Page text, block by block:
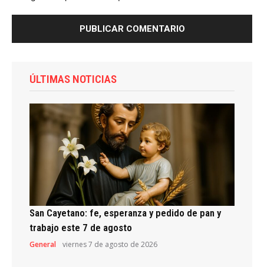
ÚLTIMAS NOTICIAS
San Cayetano: fe, esperanza y pedido de pan y
trabajo este 7 de agosto
General viernes 7 de agosto de 2026